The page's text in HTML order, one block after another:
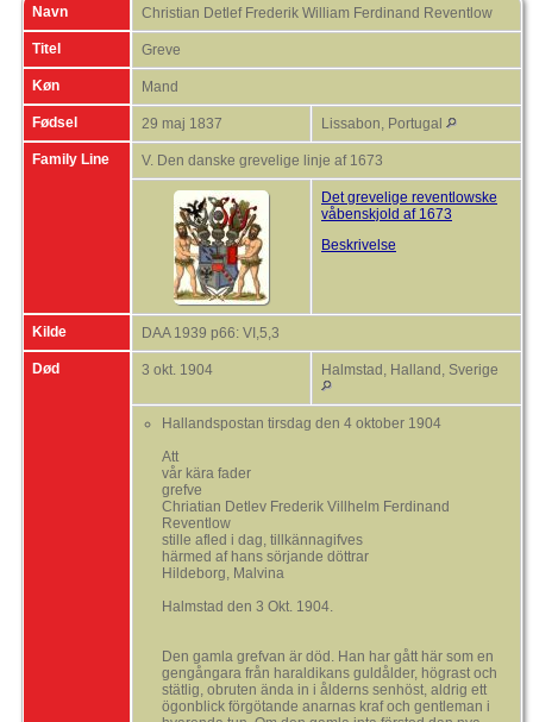
Navn Christian Detlef Frederik William Ferdinand Reventlow
Titel Greve
Køn Mand
Fødsel 29 maj 1837 Lissabon, Portugal
Family Line V. Den danske grevelige linje af 1673
Det grevelige reventlowske
våbenskjold af 1673
Beskrivelse
Kilde DAA 1939 p66: VI,5,3
Død 3 okt. 1904 Halmstad, Halland, Sverige
Hallandspostan tirsdag den 4 oktober 1904
Att
vår kära fader
grefve
Chriatian Detlev Frederik Villhelm Ferdinand
Reventlow
stille afled i dag, tillkännagifves
härmed af hans sörjande döttrar
Hildeborg, Malvina
Halmstad den 3 Okt. 1904.
Den gamla grefvan är död. Han har gått här som en
gengångara från haraldikans guldålder, högrast och
stätlig, obruten ända in i ålderns senhöst, aldrig ett
ögonblick förgötande anarnas kraf och gentleman i